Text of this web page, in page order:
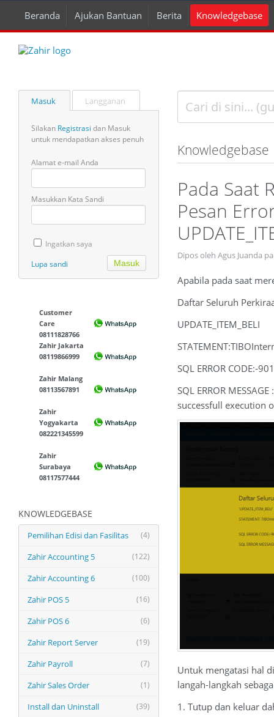
Beranda Ajukan Bantuan Berita Knowledgebase
Masuk Langganan
Silakan Registrasi dan Masuk
untuk mendapatkan akses penuh
Alamat e-mail Anda
Masukkan Kata Sandi
Ingatkan saya
Lupa sandi
Customer
Care
08111828766
Zahir Jakarta
08119866999
Zahir Malang
08113567891
Zahir
Yogyakarta
082221345599
Zahir
Surabaya
08117577444
KNOWLEDGEBASE
(4)
Pemilihan Edisi dan Fasilitas
(122)
Zahir Accounting 5
(100)
Zahir Accounting 6
(16)
Zahir POS 5
(6)
Zahir POS 6
(19)
Zahir Report Server
(7)
Zahir Payroll
(1)
Zahir Sales Order
(39)
Install dan Uninstall
Knowledgebase
Pada Saat
Pesan
Dipos oleh Agus Juanda
Apabila pada saat
Daftar Seluruh
UPDATE_ITEM_BELI
SQL ERROR CODE:-901
SQL ERROR
successfull execution
Untuk mengatasi hal
langah-langkah
1. Tutup dan keluar